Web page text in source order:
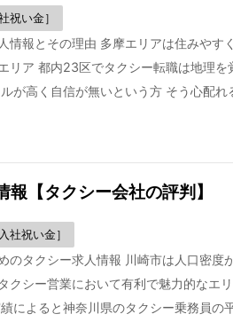
祝い金］
情報とその理由 多摩エリアは住みやす
リア 都内23区でタクシー転職は地理を
が高く自信が無いという方 そう心配れ
【タクシー会社の評判】
社祝い金］
のタクシー求人情報 川崎市は人口密度
クシー営業において有利で魅力的なエ
によると神奈川県のタクシー乗務員の